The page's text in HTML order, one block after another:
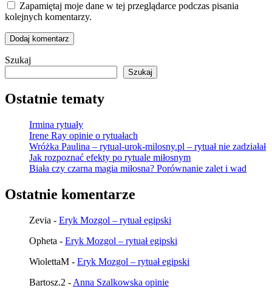
Zapamiętaj moje dane w tej przeglądarce podczas pisania
kolejnych komentarzy.
Szukaj
Szukaj
Ostatnie tematy
Irmina rytuały
Irene Ray opinie o rytuałach
Wróżka Paulina – rytual-urok-milosny.pl – rytuał nie zadziałał
Jak rozpoznać efekty po rytuale miłosnym
Biała czy czarna magia miłosna? Porównanie zalet i wad
Ostatnie komentarze
Zevia - Eryk Mozgol – rytuał egipski
Opheta - Eryk Mozgol – rytuał egipski
WiolettaM - Eryk Mozgol – rytuał egipski
Bartosz.2 - Anna Szalkowska opinie